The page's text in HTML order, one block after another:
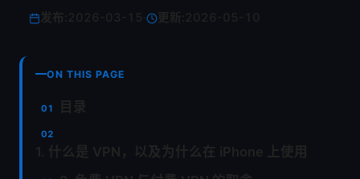
更新:
ON THIS PAGE